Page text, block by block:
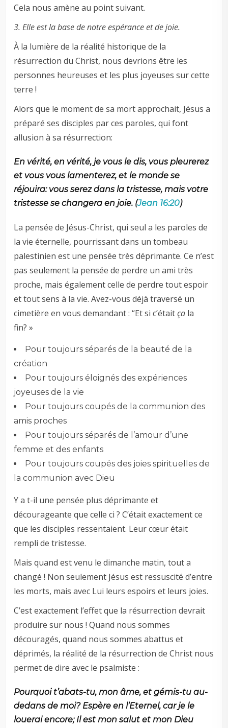
Cela nous amène au point suivant.
3. Elle est la base de notre espérance et de joie.
À la lumière de la réalité historique de la
résurrection du Christ, nous devrions être les
personnes heureuses et les plus joyeuses sur cette
terre !
Alors que le moment de sa mort approchait, Jésus a
préparé ses disciples par ces paroles, qui font
allusion à sa résurrection:
En vérité, en vérité, je vous le dis, vous pleurerez
et vous vous lamenterez, et le monde se
réjouira: vous serez dans la tristesse, mais votre
tristesse se changera en joie. (Jean 16:20)
La pensée de Jésus-Christ, qui seul a les paroles de
la vie éternelle, pourrissant dans un tombeau
palestinien est une pensée très déprimante. Ce n’est
pas seulement la pensée de perdre un ami très
proche, mais également celle de perdre tout espoir
et tout sens à la vie. Avez-vous déjà traversé un
cimetière en vous demandant : “Et si c’étaitça la
fin? »
Pour toujours séparés de la beauté de la
création
Pour toujours éloignés des expériences
joyeuses de la vie
Pour toujours coupés de la communion des
amis proches
Pour toujours séparés de l’amour d’une
femme et des enfants
Pour toujours coupés des joies spirituelles de
la communion avec Dieu
Y a t-il une pensée plus déprimante et
décourageante que celle ci ? C’était exactement ce
que les disciples ressentaient. Leur cœur était
rempli de tristesse.
Mais quand est venu le dimanche matin, tout a
changé ! Non seulement Jésus est ressuscité d’entre
les morts, mais avec Lui leurs espoirs et leurs joies.
C’est exactement l’effet que la résurrection devrait
produire sur nous ! Quand nous sommes
découragés, quand nous sommes abattus et
déprimés, la réalité de la résurrection de Christ nous
permet de dire avec le psalmiste :
Pourquoi t’abats-tu, mon âme, et gémis-tu au-
dedans de moi? Espère en l’Eternel, car je le
louerai encore; Il est mon salut et mon Dieu